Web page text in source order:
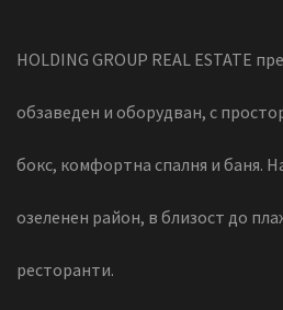
HOLDING GROUP REAL ESTATE
обзаведен и оборудван, с
бокс, комфортна спалня и баня.
озеленен район, в близост до
ресторанти.